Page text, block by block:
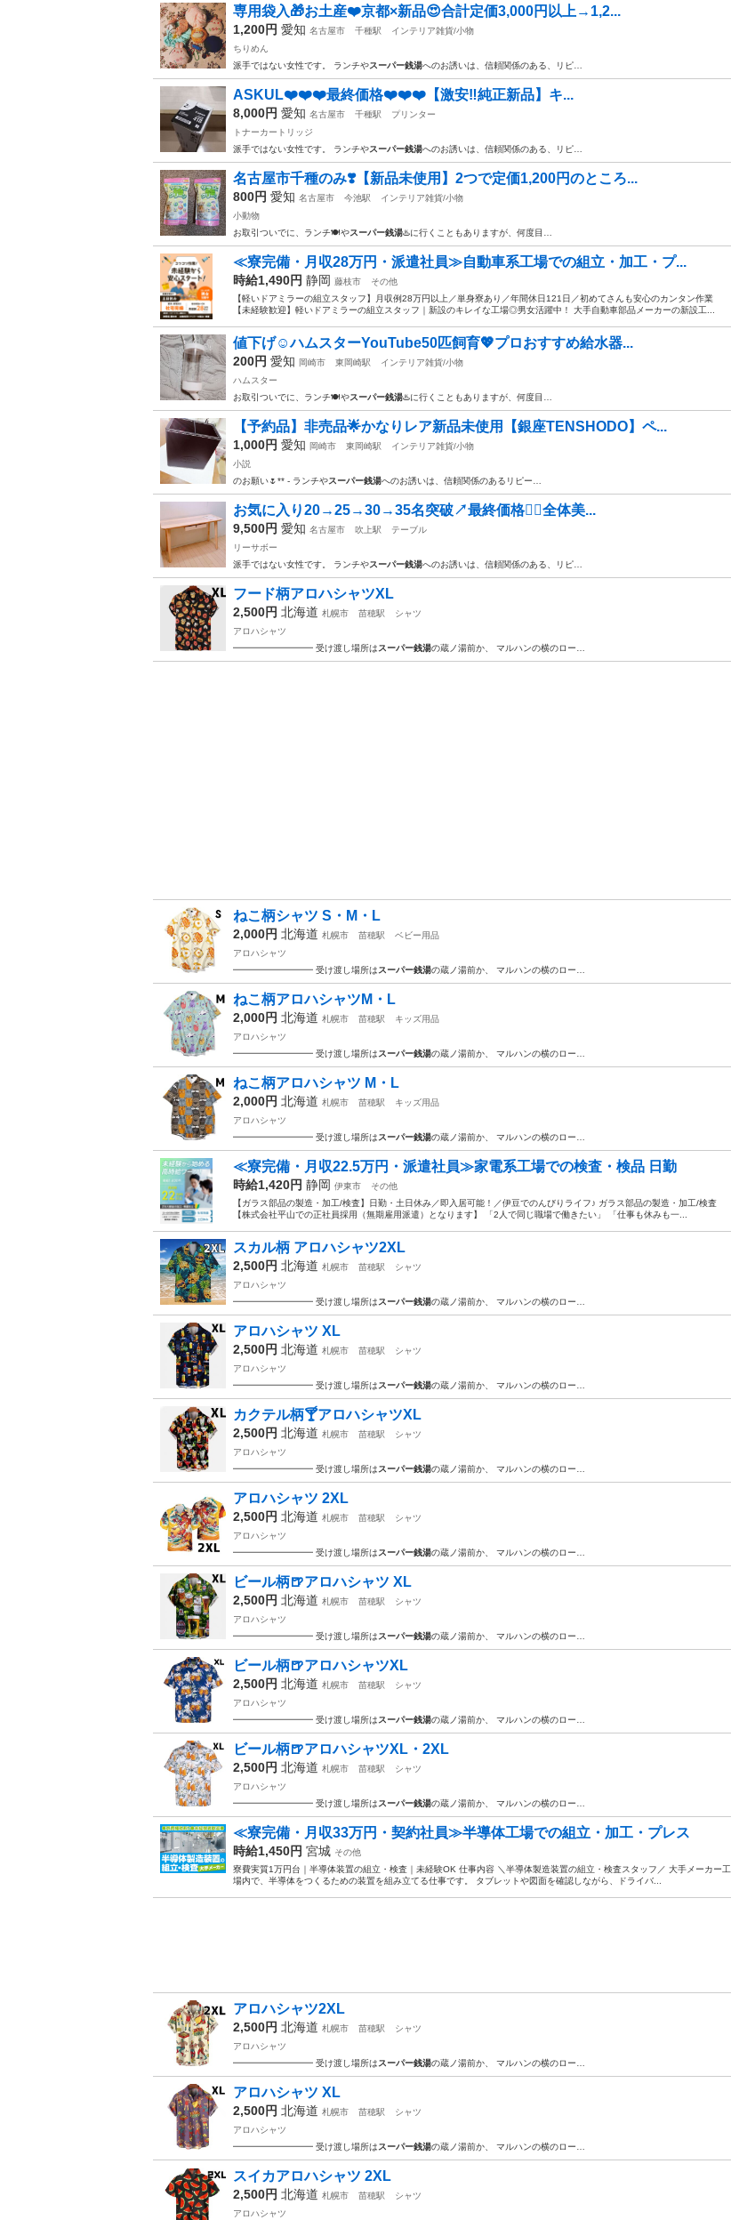
専用袋入🎁お土産❤️京都×新品😍合計定価3,000円以上→1,2...
1,200円 愛知 名古屋市 千種駅
インテリア雑貨/小物
ちりめん
派手ではない女性です。 ランチやスーパー銭湯へのお誘いは、信頼関係のある、リピ…
ASKUL❤️❤️❤️最終価格❤️❤️❤️【激安‼️純正新品】キ...
8,000円 愛知 名古屋市 千種駅
プリンター
トナーカートリッジ
派手ではない女性です。 ランチやスーパー銭湯へのお誘いは、信頼関係のある、リピ…
名古屋市千種のみ❣️【新品未使用】2つで定価1,200円のところ...
800円 愛知 名古屋市 今池駅
インテリア雑貨/小物
小動物
お取引ついでに、ランチ🍽️やスーパー銭湯♨️に行くこともありますが、何度目…
≪寮完備・月収28万円・派遣社員≫自動車系工場での組立・加工・プ...
時給1,490円 静岡 藤枝市
その他
【軽いドアミラーの組立スタッフ】月収例28万円以上／単身寮あり／年間休日121日／初めてさんも安心のカンタン作業
【未経験歓迎】軽いドアミラーの組立スタッフ｜新設のキレイな工場◎男女活躍中！ 大手自動車部品メーカーの新設工...
値下げ☺️ハムスターYouTube50匹飼育💖プロおすすめ給水器...
200円 愛知 岡崎市 東岡崎駅
インテリア雑貨/小物
ハムスター
お取引ついでに、ランチ🍽️やスーパー銭湯♨️に行くこともありますが、何度目…
【予約品】非売品🌟かなりレア新品未使用【銀座TENSHODO】ペ...
1,000円 愛知 岡崎市 東岡崎駅
インテリア雑貨/小物
小説
のお願い🌷** - ランチやスーパー銭湯へのお誘いは、信頼関係のあるリピー…
お気に入り20→25→30→35名突破↗️最終価格🙇‍♀️全体美...
9,500円 愛知 名古屋市 吹上駅
テーブル
リーサボー
派手ではない女性です。 ランチやスーパー銭湯へのお誘いは、信頼関係のある、リピ…
フード柄アロハシャツXL
2,500円 北海道 札幌市 苗穂駅
シャツ
アロハシャツ
━━━━━━━━━ 受け渡し場所はスーパー銭湯の蔵ノ湯前か、 マルハンの横のロー…
ねこ柄シャツ S・M・L
2,000円 北海道 札幌市 苗穂駅
ベビー用品
アロハシャツ
━━━━━━━━━ 受け渡し場所はスーパー銭湯の蔵ノ湯前か、 マルハンの横のロー…
ねこ柄アロハシャツM・L
2,000円 北海道 札幌市 苗穂駅
キッズ用品
アロハシャツ
━━━━━━━━━ 受け渡し場所はスーパー銭湯の蔵ノ湯前か、 マルハンの横のロー…
ねこ柄アロハシャツ M・L
2,000円 北海道 札幌市 苗穂駅
キッズ用品
アロハシャツ
━━━━━━━━━ 受け渡し場所はスーパー銭湯の蔵ノ湯前か、 マルハンの横のロー…
≪寮完備・月収22.5万円・派遣社員≫家電系工場での検査・検品 日勤
時給1,420円 静岡 伊東市
その他
【ガラス部品の製造・加工/検査】日勤・土日休み／即入居可能！／伊豆でのんびりライフ♪ ガラス部品の製造・加工/検査
【株式会社平山での正社員採用（無期雇用派遣）となります】 「2人で同じ職場で働きたい」 「仕事も休みも一...
スカル柄 アロハシャツ2XL
2,500円 北海道 札幌市 苗穂駅
シャツ
アロハシャツ
━━━━━━━━━ 受け渡し場所はスーパー銭湯の蔵ノ湯前か、 マルハンの横のロー…
アロハシャツ XL
2,500円 北海道 札幌市 苗穂駅
シャツ
アロハシャツ
━━━━━━━━━ 受け渡し場所はスーパー銭湯の蔵ノ湯前か、 マルハンの横のロー…
カクテル柄🍸アロハシャツXL
2,500円 北海道 札幌市 苗穂駅
シャツ
アロハシャツ
━━━━━━━━━ 受け渡し場所はスーパー銭湯の蔵ノ湯前か、 マルハンの横のロー…
アロハシャツ 2XL
2,500円 北海道 札幌市 苗穂駅
シャツ
アロハシャツ
━━━━━━━━━ 受け渡し場所はスーパー銭湯の蔵ノ湯前か、 マルハンの横のロー…
ビール柄🍺アロハシャツ XL
2,500円 北海道 札幌市 苗穂駅
シャツ
アロハシャツ
━━━━━━━━━ 受け渡し場所はスーパー銭湯の蔵ノ湯前か、 マルハンの横のロー…
ビール柄🍺アロハシャツXL
2,500円 北海道 札幌市 苗穂駅
シャツ
アロハシャツ
━━━━━━━━━ 受け渡し場所はスーパー銭湯の蔵ノ湯前か、 マルハンの横のロー…
ビール柄🍺アロハシャツXL・2XL
2,500円 北海道 札幌市 苗穂駅
シャツ
アロハシャツ
━━━━━━━━━ 受け渡し場所はスーパー銭湯の蔵ノ湯前か、 マルハンの横のロー…
≪寮完備・月収33万円・契約社員≫半導体工場での組立・加工・プレス
時給1,450円 宮城 その他
寮費実質1万円台｜半導体装置の組立・検査｜未経験OK 仕事内容 ＼半導体製造装置の組立・検査スタッフ／ 大手メーカー工
場内で、半導体をつくるための装置を組み立てる仕事です。 タブレットや図面を確認しながら、ドライバ...
アロハシャツ2XL
2,500円 北海道 札幌市 苗穂駅
シャツ
アロハシャツ
━━━━━━━━━ 受け渡し場所はスーパー銭湯の蔵ノ湯前か、 マルハンの横のロー…
アロハシャツ XL
2,500円 北海道 札幌市 苗穂駅
シャツ
アロハシャツ
━━━━━━━━━ 受け渡し場所はスーパー銭湯の蔵ノ湯前か、 マルハンの横のロー…
スイカアロハシャツ 2XL
2,500円 北海道 札幌市 苗穂駅
シャツ
アロハシャツ